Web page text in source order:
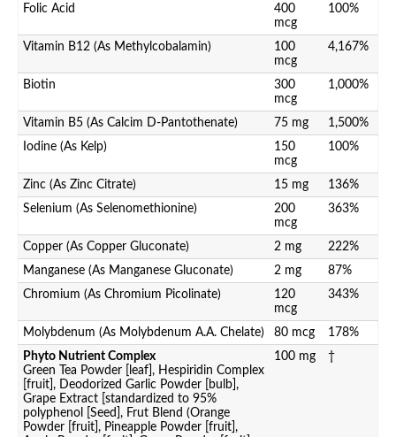
Folic Acid
400
mcg
100%
Vitamin B12 (As Methylcobalamin)
100
mcg
4,167%
Biotin
300
mcg
1,000%
Vitamin B5 (As Calcim D-Pantothenate) 75 mg
1,500%
Iodine (As Kelp)
150
mcg
100%
Zinc (As Zinc Citrate) 15 mg
136%
Selenium (As Selenomethionine)
200
mcg
363%
Copper (As Copper Gluconate) 2 mg
222%
Manganese (As Manganese Gluconate)
2 mg
87%
Chromium (As Chromium Picolinate)
120
mcg
343%
Molybdenum (As Molybdenum A.A. Chelate) 80 mcg
178%
Phyto Nutrient Complex
Green Tea Powder [leaf], Hespiridin Complex
[fruit], Deodorized Garlic Powder [bulb],
Grape Extract [standardized to 95%
polyphenol [Seed], Frut Blend (Orange
Powder [fruit], Pineapple Powder [fruit],
100 mg †